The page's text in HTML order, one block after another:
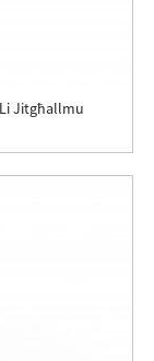
Jitgħallmu